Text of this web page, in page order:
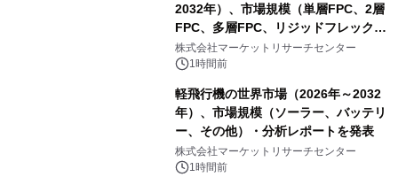
2032年）、市場規模（単層FPC、2層
FPC、多層FPC、リジッドフレックス
PCB）・分析レポートを発表
株式会社マーケットリサーチセンター
1時間前
軽飛行機の世界市場（2026年～2032
年）、市場規模（ソーラー、バッテリ
ー、その他）・分析レポートを発表
株式会社マーケットリサーチセンター
1時間前